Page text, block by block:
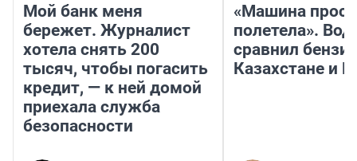
Мой банк меня
бережет. Журналист
хотела снять 200
тысяч, чтобы погасить
кредит, — к ней домой
приехала служба
безопасности
«Машина
полетела».
сравнил
Казахстане и